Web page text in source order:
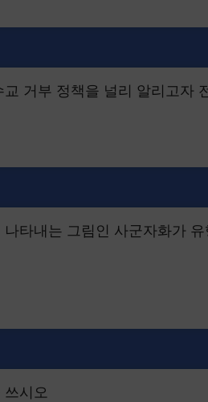
거부 정책을 널리 알리고자
타내는 그림인 사군자화가
시오